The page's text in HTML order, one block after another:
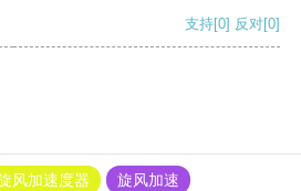
支持[0] 反对[0]
风加速度器
旋风加速